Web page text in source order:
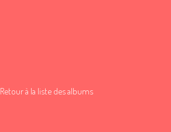
Retour à la liste des albums